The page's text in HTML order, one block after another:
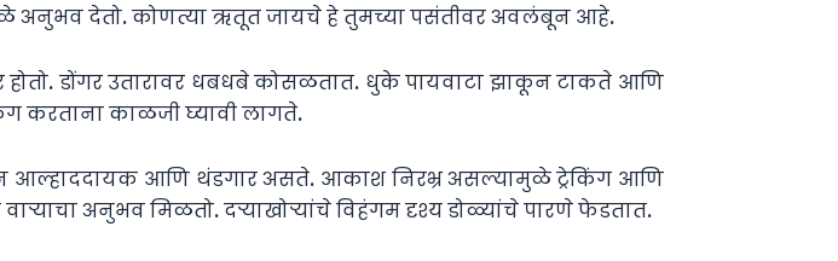
अनुभव देतो. कोणत्या ऋतूत जायचे हे तुमच्या पसंतीवर अवलंबून आहे.
होतो. डोंगर उतारावर धबधबे कोसळतात. धुके पायवाटा झाकून टाकते आणि
करताना काळजी घ्यावी लागते.
आल्हाददायक आणि थंडगार असते. आकाश निरभ्र असल्यामुळे ट्रेकिंग आणि
अनुभव मिळतो. दऱ्याखोऱ्यांचे विहंगम दृश्य डोळ्यांचे पारणे फेडतात.